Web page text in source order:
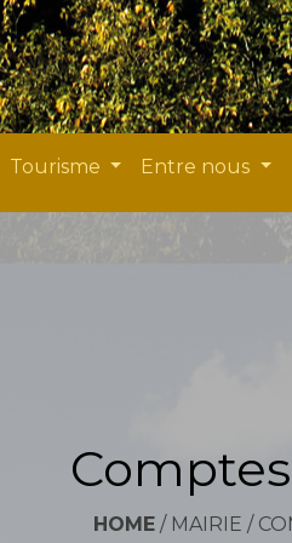
Tourisme Entre nous
HOME / MAIRIE /